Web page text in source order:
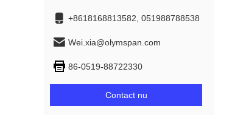
+8618168813582, 051988788538
Wei.xia@olymspan.com
86-0519-88722330
Contact nu